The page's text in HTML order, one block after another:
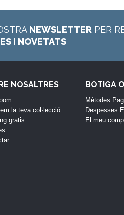
NEWSLETTER PER
I NOVETATS
NOSALTRES
la teva col·lecció
gratis
BOTIGA
Mètodes
Despesses
El meu